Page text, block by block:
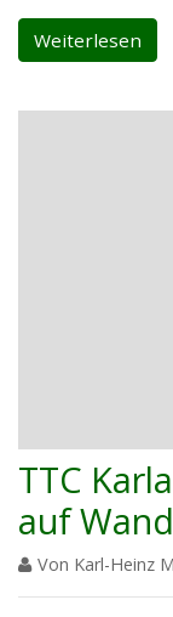
Weiterlesen
TTC
auf
Von Karl-Heinz